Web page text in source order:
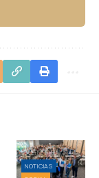
NOTICIAS